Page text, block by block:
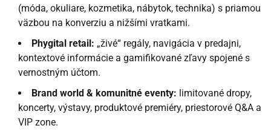
(móda, okuliare, kozmetika, nábytok, technika) s priamou
väzbou na konverziu a nižšími vratkami.
Phygital retail: „živé“ regály, navigácia v predajni,
kontextové informácie a gamifikované zľavy spojené s
vernostným účtom.
Brand world & komunitné eventy: limitované dropy,
koncerty, výstavy, produktové premiéry, priestorové Q&A a
VIP zone.